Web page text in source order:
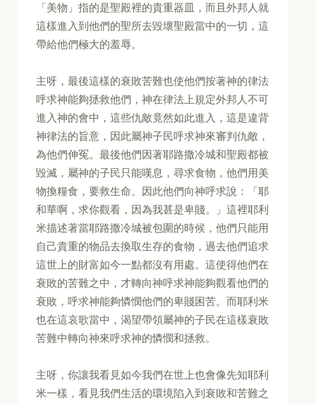
「美物」指的是聖殿裡的貴重器皿，而且外邦人就
這樣進入到他們的聖所去毀壞聖殿當中的一切，這
帶給他們極大的羞辱。
主呀，最後這樣的衰敗苦難也使他們按著神的律法
呼求神能夠拯救他們，神在律法上規定外邦人不可
進入神的會中，這些仇敵竟然如此進入，這是違背
神律法的旨意，因此屬神子民呼求神來審判仇敵，
為他們伸冤。最後他們因著耶路撒冷城和聖殿都被
毀滅，屬神的子民只能嘆息，尋求食物，他們用美
物換糧食，要救生命。因此他們向神呼求說：「耶
和華啊，求你觀看，因為我甚是卑賤。」這裡耶利
米描述著當耶路撒冷城被包圍的時候，他們只能用
自己貴重的物品去換取生存的食物，過去他們追求
這世上的財富如今一點都沒有用處。這使得他們在
衰敗的苦難之中，才轉向神呼求神能夠觀看他們的
衰敗，呼求神能夠憐憫他們的卑賤困苦。而耶利米
也在這哀歌當中，渴望帶領屬神的子民在這樣衰敗
苦難中轉向神來呼求神的憐憫和拯救。
主呀，你讓我看見如今我們在世上也會像先知耶利
米一樣，看見我們生活的環境陷入到衰敗和苦難之